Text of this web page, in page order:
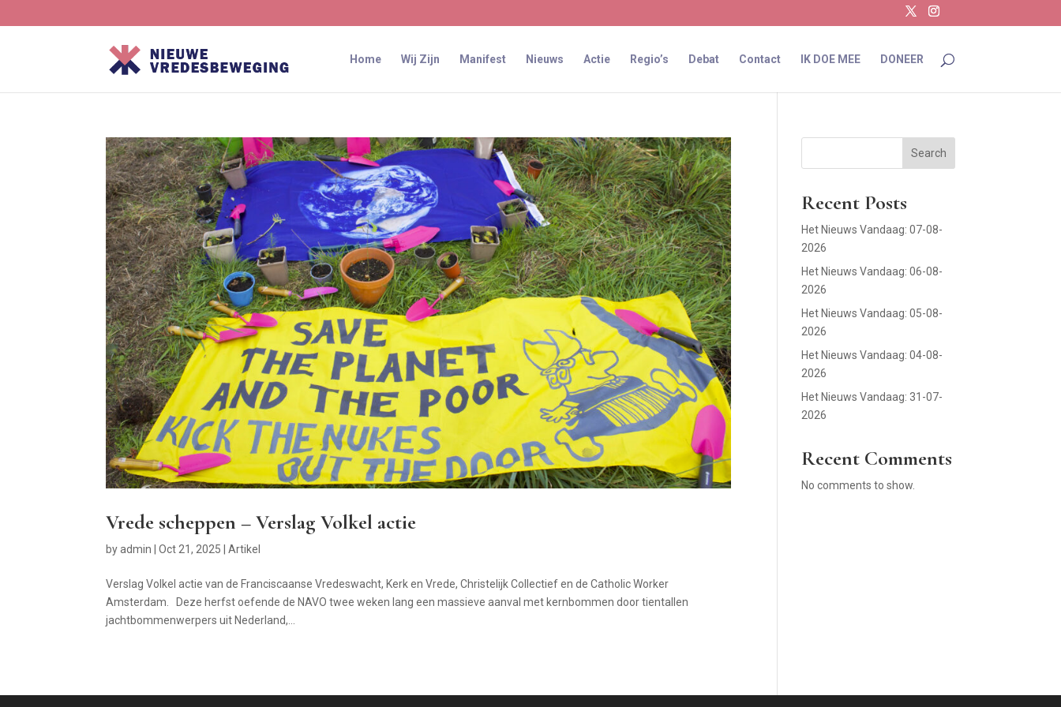
Home Wij Zijn Manifest Nieuws Actie Regio’s Debat Contact IK DOE MEE DONEER
Vrede scheppen – Verslag Volkel actie
byadmin |Oct 21, 2025 |Artikel
Verslag Volkel actie van de Franciscaanse Vredeswacht, Kerk en Vrede, Christelijk Collectief en de Catholic Worker
Amsterdam. Deze herfst oefende de NAVO twee weken lang een massieve aanval met kernbommen door tientallen
jachtbommenwerpers uit Nederland,...
Search
Recent Posts
Het Nieuws Vandaag: 07-08-
2026
Het Nieuws Vandaag: 06-08-
2026
Het Nieuws Vandaag: 05-08-
2026
Het Nieuws Vandaag: 04-08-
2026
Het Nieuws Vandaag: 31-07-
2026
Recent Comments
No comments to show.